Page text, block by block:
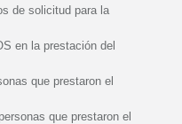
de solicitud para la
en la prestación del
que prestaron el
que prestaron el